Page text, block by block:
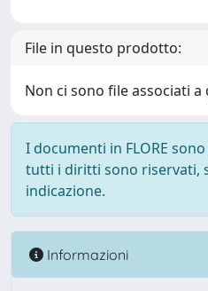
File in questo prodotto:
Non ci sono file associati
I documenti in FLORE
tutti i diritti sono riservati,
indicazione.
Informazioni